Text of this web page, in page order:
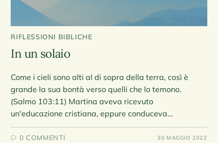
RIFLESSIONI BIBLICHE
In un solaio
Come i cieli sono alti al di sopra della terra, così è
grande la sua bontà verso quelli che lo temono.
(Salmo 103:11) Martina aveva ricevuto
un'educazione cristiana, eppure conduceva…
0 COMMENTI 30 MAGGIO 2022